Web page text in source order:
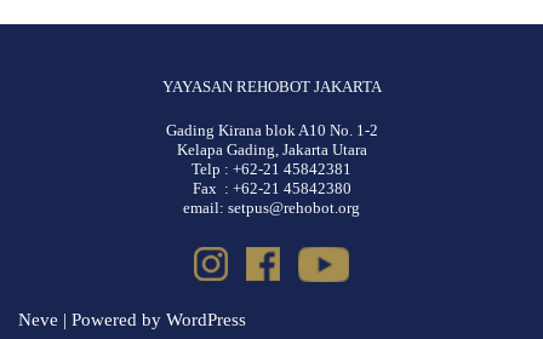
YAYASAN REHOBOT JAKARTA
Gading Kirana blok A10 No. 1-2
Kelapa Gading, Jakarta Utara
Telp : +62-21 45842381
Fax : +62-21 45842380
email: setpus@rehobot.org
Neve | Powered by WordPress